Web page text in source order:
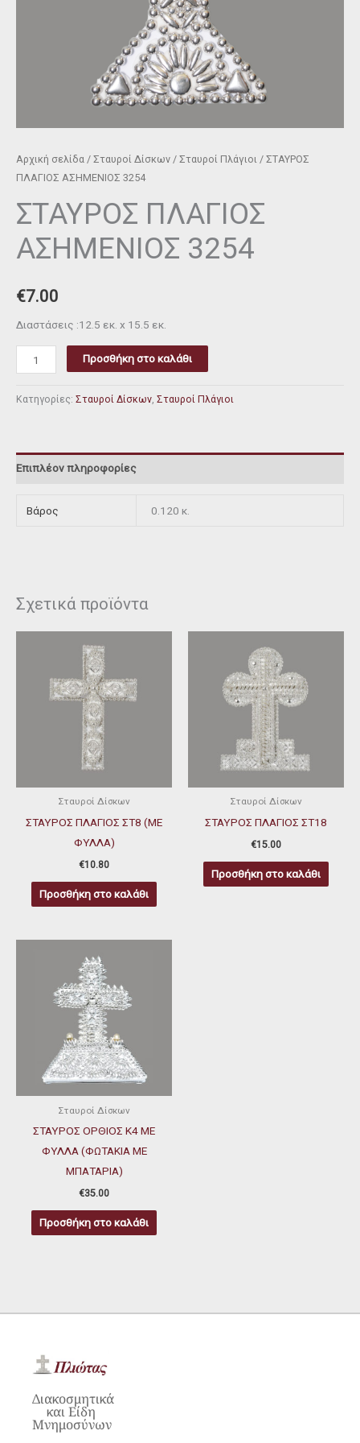
Αρχική σελίδα / Σταυροί Δίσκων / Σταυροί Πλάγιοι / ΣΤΑΥΡΟΣ
ΠΛΑΓΙΟΣ ΑΣΗΜΕΝΙΟΣ 3254
ΣΤΑΥΡΟΣ ΠΛΑΓΙΟΣ
ΑΣΗΜΕΝΙΟΣ 3254
€7.00
Διαστάσεις :12.5 εκ. x 15.5 εκ.
Προσθήκη στο καλάθι
Κατηγορίες: Σταυροί Δίσκων, Σταυροί Πλάγιοι
Επιπλέον πληροφορίες
Βάρος 0.120 κ.
Σχετικά προϊόντα
Σταυροί Δίσκων
ΣΤΑΥΡΟΣ ΠΛΑΓΙΟΣ ΣΤ8 (ΜΕ
ΦΥΛΛΑ)
€10.80
Προσθήκη στο καλάθι
Σταυροί Δίσκων
ΣΤΑΥΡΟΣ ΠΛΑΓΙΟΣ ΣΤ18
€15.00
Προσθήκη στο καλάθι
Σταυροί Δίσκων
ΣΤΑΥΡΟΣ ΟΡΘΙΟΣ Κ4 ΜΕ
ΦΥΛΛΑ (ΦΩΤΑΚΙΑ ΜΕ
ΜΠΑΤΑΡΙΑ)
€35.00
Προσθήκη στο καλάθι
Διακοσμητικά
και Είδη
Μνημοσύνων